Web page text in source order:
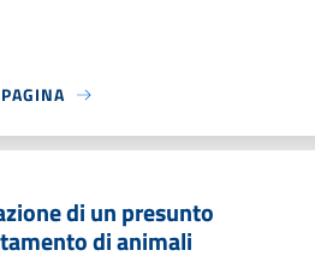
di un presunto
di animali